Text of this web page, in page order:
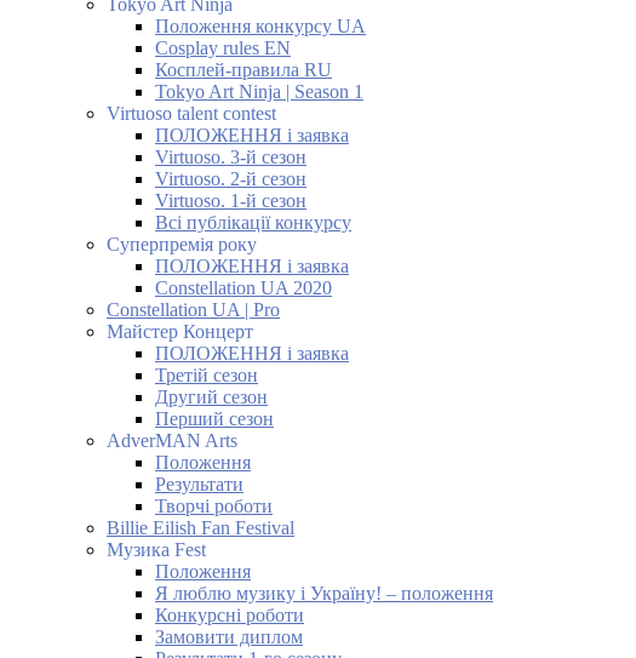
Tokyo Art Ninja
Положення конкурсу UA
Cosplay rules EN
Косплей-правила RU
Tokyo Art Ninja | Season 1
Virtuoso talent contest
ПОЛОЖЕННЯ і заявка
Virtuoso. 3-й сезон
Virtuoso. 2-й сезон
Virtuoso. 1-й сезон
Всі публікації конкурсу
Суперпремія року
ПОЛОЖЕННЯ і заявка
Constellation UA 2020
Constellation UA | Pro
Майстер Концерт
ПОЛОЖЕННЯ і заявка
Третій сезон
Другий сезон
Перший сезон
AdverMAN Arts
Положення
Результати
Творчі роботи
Billie Eilish Fan Festival
Музика Fest
Положення
Я люблю музику і Україну! – положення
Конкурсні роботи
Замовити диплом